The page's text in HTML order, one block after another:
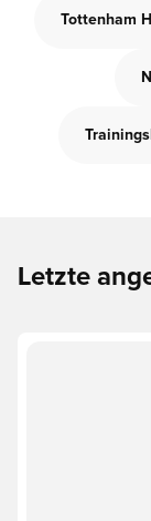
Tottenham
Letzte